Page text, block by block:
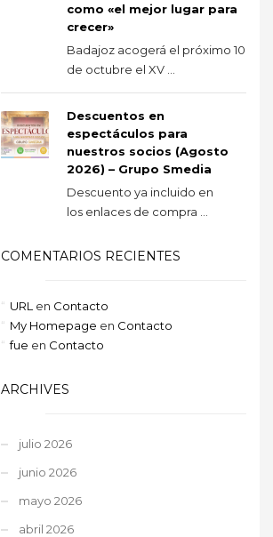
como «el mejor lugar para
crecer»
Badajoz acogerá el próximo 10
de octubre el XV ...
Descuentos en
espectáculos para
nuestros socios (Agosto
2026) – Grupo Smedia
Descuento ya incluido en
los enlaces de compra ...
COMENTARIOS RECIENTES
URL en Contacto
My Homepage en Contacto
fue en Contacto
ARCHIVES
julio 2026
junio 2026
mayo 2026
abril 2026